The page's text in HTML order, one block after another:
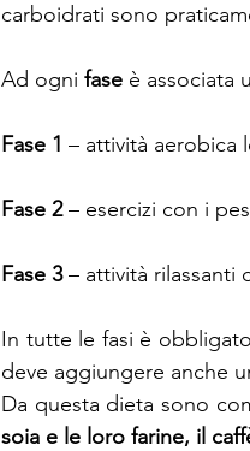
carboidrati sono
Ad ogni fase è associata
Fase 1 – attività aerobica
Fase 2 – esercizi con i
Fase 3 – attività rilassanti
In tutte le fasi è
deve aggiungere anche
Da questa dieta sono
soia e le loro farine, il